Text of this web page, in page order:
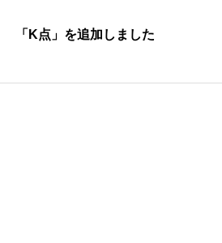
「K点」を追加しました